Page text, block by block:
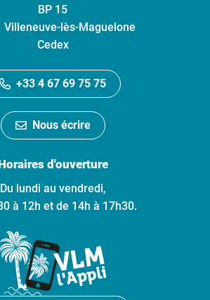
BP 15
Villeneuve-lès-Maguelone
Cedex
+33 4 67 69 75 75
Nous écrire
d'ouverture
Du lundi au vendredi,
à 12h et de 14h à 17h30.